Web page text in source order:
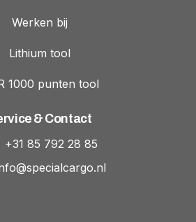
Werken bij
Lithium tool
1000 punten tool
& Contact
+31 85 792 28 85